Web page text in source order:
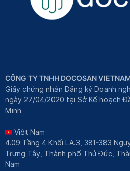
CÔNG TY TNHH DOCOSAN
Giấy chứng nhận Đăng ký Doanh
ngày 27/04/2020 tại Sở Kế hoạch
Minh
Việt Nam
4.09 Tầng 4 Khối LA.3, 381-383
Trưng Tây, Thành phố Thủ Đức,
Nam